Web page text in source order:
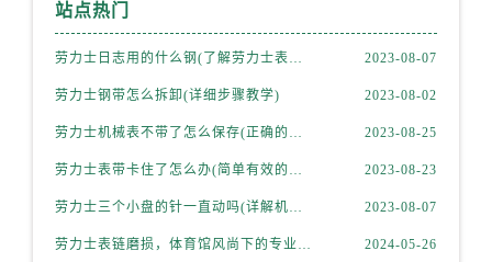
站点热门
劳力士日志用的什么钢(了解劳力士表款材质选择) 2023-08-07
劳力士钢带怎么拆卸(详细步骤教学) 2023-08-02
劳力士机械表不带了怎么保存(正确的方法和注意事项) 2023-08-25
劳力士表带卡住了怎么办(简单有效的解决方法) 2023-08-23
劳力士三个小盘的针一直动吗(详解机械表小盘指针运行规律) 2023-08-07
劳力士表链磨损，体育馆风尚下的专业修复之道 2024-05-26